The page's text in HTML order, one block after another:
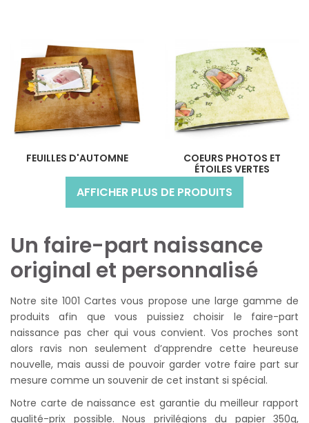
FEUILLES D'AUTOMNE
COEURS PHOTOS ET
ÉTOILES VERTES
AFFICHER PLUS DE PRODUITS
Un faire-part naissance
original et personnalisé
Notre site 1001 Cartes vous propose une large gamme de
produits afin que vous puissiez choisir le faire-part
naissance pas cher qui vous convient. Vos proches sont
alors ravis non seulement d’apprendre cette heureuse
nouvelle, mais aussi de pouvoir garder votre faire part sur
mesure comme un souvenir de cet instant si spécial.
Notre carte de naissance est garantie du meilleur rapport
qualité-prix possible. Nous privilégions du papier 350g,